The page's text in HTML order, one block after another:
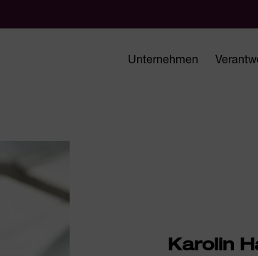
Unternehmen
Karolin